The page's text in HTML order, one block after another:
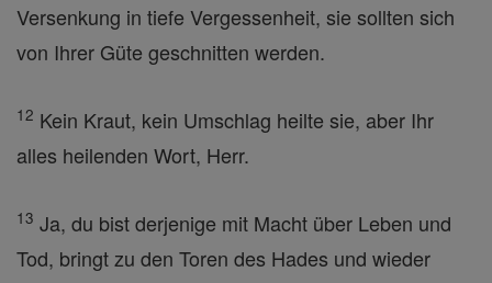
Versenkung in tiefe Vergessenheit, sie sollten sich
von Ihrer Güte geschnitten werden.
12 Kein Kraut, kein Umschlag heilte sie, aber Ihr
alles heilenden Wort, Herr.
13 Ja, du bist derjenige mit Macht über Leben und
Tod, bringt zu den Toren des Hades und wieder